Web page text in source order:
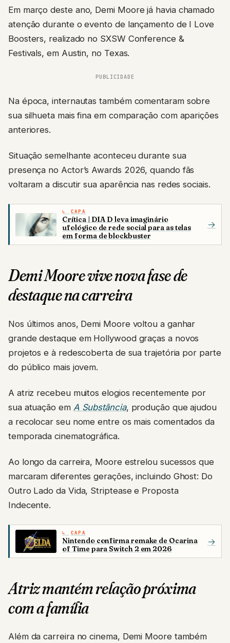
Em março deste ano, Demi Moore já havia chamado
atenção durante o evento de lançamento de I Love
Boosters, realizado no SXSW Conference &
Festivals, em Austin, no Texas.
PUBLICIDADE
Na época, internautas também comentaram sobre
sua silhueta mais fina em comparação com aparições
anteriores.
Situação semelhante aconteceu durante sua
presença no Actor’s Awards 2026, quando fãs
voltaram a discutir sua aparência nas redes sociais.
CAPA
Crítica | DIA D leva imaginário
ufológico de rede social para as telas
em forma de blockbuster
→
Demi Moore vive nova fase de
destaque na carreira
Nos últimos anos, Demi Moore voltou a ganhar
grande destaque em Hollywood graças a novos
projetos e à redescoberta de sua trajetória por parte
do público mais jovem.
A atriz recebeu muitos elogios recentemente por
sua atuação em A Substância, produção que ajudou
a recolocar seu nome entre os mais comentados da
temporada cinematográfica.
Ao longo da carreira, Moore estrelou sucessos que
marcaram diferentes gerações, incluindo Ghost: Do
Outro Lado da Vida, Striptease e Proposta
Indecente.
CAPA
Nintendo confirma remake de Ocarina
of Time para Switch 2 em 2026
→
Atriz mantém relação próxima
com a família
Além da carreira no cinema, Demi Moore também